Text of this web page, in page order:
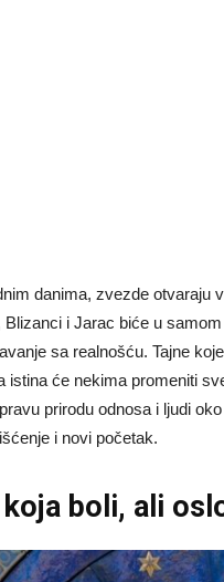
danima, zvezde otvaraju
i Jarac biće u
sa realnošću. Tajne
istina će nekima promeniti
prirodu odnosa i ljudi
i novi početak.
boli, ali